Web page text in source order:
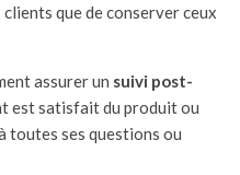
que de conserver ceux
assurer un suivi post-
est satisfait du produit ou
toutes ses questions ou